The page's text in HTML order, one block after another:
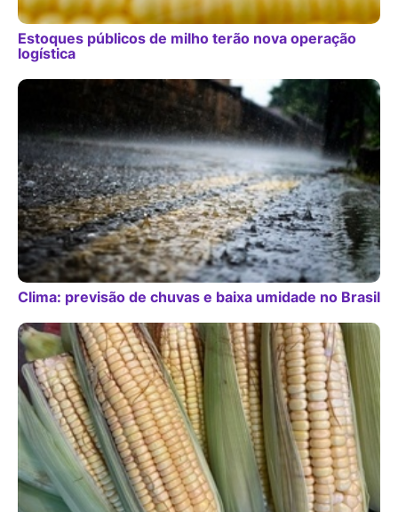
Estoques públicos de milho terão nova operação
logística
Clima: previsão de chuvas e baixa umidade no Brasil